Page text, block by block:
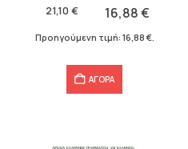
21,10 €
was:
21,10 €.
16,88€
τιμή
είναι:
Προηγούμενη τιμή: 16,88 €.
ΑΓΟΡΑ